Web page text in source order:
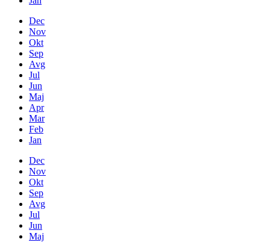
Dec
Nov
Okt
Sep
Avg
Jul
Jun
Maj
Apr
Mar
Feb
Jan
Dec
Nov
Okt
Sep
Avg
Jul
Jun
Maj